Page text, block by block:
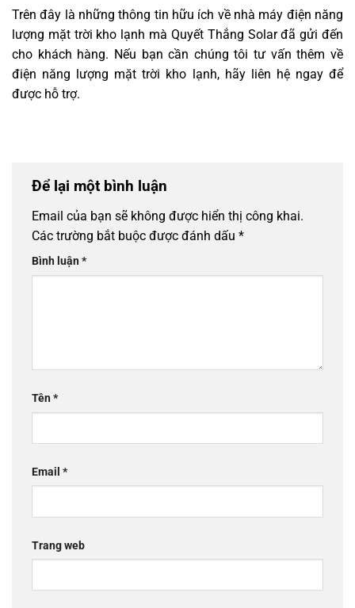
Trên đây là những thông tin hữu ích về nhà máy điện năng
lượng mặt trời kho lạnh mà Quyết Thắng Solar đã gửi đến
cho khách hàng. Nếu bạn cần chúng tôi tư vấn thêm về
điện năng lượng mặt trời kho lạnh, hãy liên hệ ngay để
được hỗ trợ.
Để lại một bình luận
Email của bạn sẽ không được hiển thị công khai.
Các trường bắt buộc được đánh dấu *
Bình luận*
Tên*
Email *
Trang web